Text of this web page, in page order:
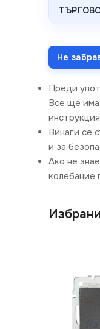
Не
Преди
Все ще има
Винаги се
и за
Ако не
колебание